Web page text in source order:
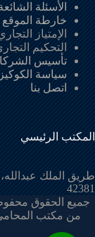
الأسئلة
خارطة الموقع
الإمتياز
التحكيم
تأسيس
سياسة
اتصل بنا
المكتب الرئيسي
طريق الملك عبدالله،
42381
من مكتب